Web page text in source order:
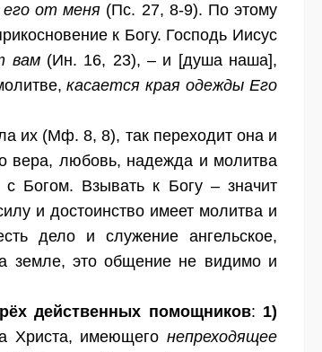
его от меня (Пс. 27, 8-9). По этому
к Богу. Господь Иисус
вам(Ин. 16, 23), – и [душа наша],
касается края одежды Его
их (Мф. 8, 8), так переходит она и
вера, любовь, надежда и молитва
Богом. Взывать к Богу – значит
и достоинство имеет молитва и
дело и служение ангельское,
земле, это общение не видимо и
действенных помощников: 1)
Христа, имеющего непреходящее